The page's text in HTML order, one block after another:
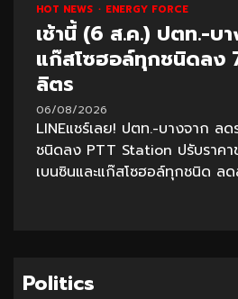
HOT NEWS ENERGY FORCE
เช้านี้ (6 ส.ค.) ปตท.-บ
แก๊สโซฮอล์ทุกชนิดลง
ลิตร
06/08/2026
LINEแชร์เลย! ปตท.-บางจาก ล
ชนิดลง PTT Station ปรับราค
เบนซินและแก๊สโซฮอล์ทุกชนิด ล
Politics